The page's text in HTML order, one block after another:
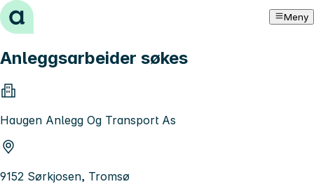
Hopp til innhold Meny
Anleggsarbeider søkes
Haugen Anlegg Og Transport As
9152 Sørkjosen, Tromsø